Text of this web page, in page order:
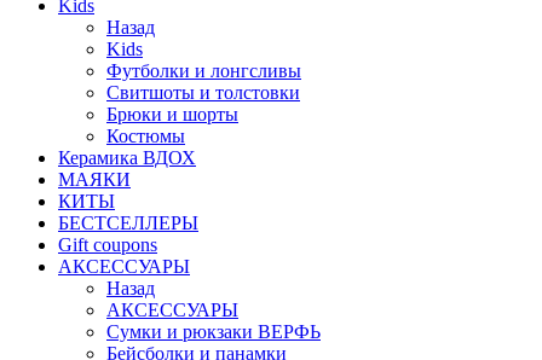
Kids
Назад
Kids
Футболки и лонгсливы
Свитшоты и толстовки
Брюки и шорты
Костюмы
Керамика ВДОХ
МАЯКИ
КИТЫ
БЕСТСЕЛЛЕРЫ
Gift coupons
АКСЕССУАРЫ
Назад
АКСЕССУАРЫ
Сумки и рюкзаки ВЕРФЬ
Бейсболки и панамки